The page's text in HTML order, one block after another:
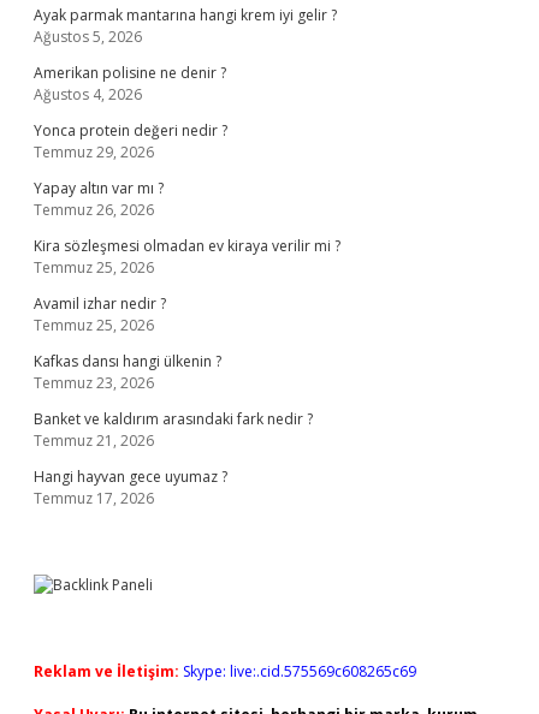
Ayak parmak mantarına hangi krem iyi gelir ?
Ağustos 5, 2026
Amerikan polisine ne denir ?
Ağustos 4, 2026
Yonca protein değeri nedir ?
Temmuz 29, 2026
Yapay altın var mı ?
Temmuz 26, 2026
Kira sözleşmesi olmadan ev kiraya verilir mi ?
Temmuz 25, 2026
Avamil izhar nedir ?
Temmuz 25, 2026
Kafkas dansı hangi ülkenin ?
Temmuz 23, 2026
Banket ve kaldırım arasındaki fark nedir ?
Temmuz 21, 2026
Hangi hayvan gece uyumaz ?
Temmuz 17, 2026
Reklam ve İletişim: Skype: live:.cid.575569c608265c69